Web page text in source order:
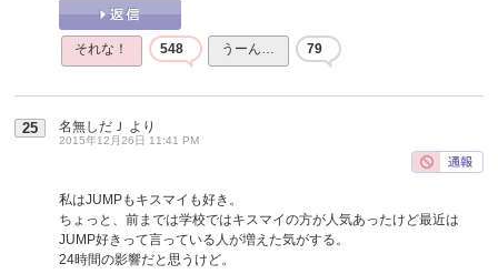
それな！ 548 うーん… 79
25 名無しだＪ より
2015年12月26日 11:41 PM
私はJUMPもキスマイも好き。
ちょっと、前までは学校ではキスマイの方が人気あったけど最近は
JUMP好きって言っている人が増えた気がする。
24時間の影響だと思うけど。